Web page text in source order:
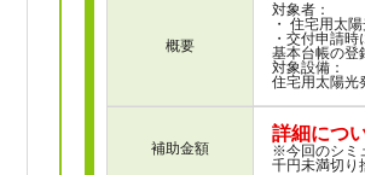
概要
対象者：
・ 住宅用太
・交付申請
基本台帳の登
対象設備：
住宅用太陽光
補助金額
詳細につ
※今回のシミ
千円未満切り